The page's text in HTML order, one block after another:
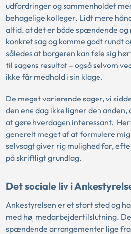
udfordringer og sammenholdet
behagelige kolleger. Lidt mere
altid, at det er både spændende og
konkret sag og komme godt rundt
således at borgeren kan føle sig
til sagens resultat – også selvom
ikke får medhold i sin klage.
De meget varierende sager, vi
den ene dag ikke ligner den
at gøre hverdagen interessant.
generelt meget af at formulere
selvsagt giver rig mulighed for,
på skriftligt grundlag.
Det sociale liv i
Ankestyrelsen er et stort sted og
med høj medarbejdertilslutning.
spændende arrangementer lige